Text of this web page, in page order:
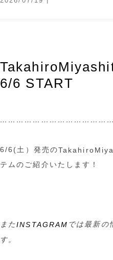
6/6 START
6/6(土）発売の
テムのご紹介いたします！
またINSTAGRAM では最新の
す。